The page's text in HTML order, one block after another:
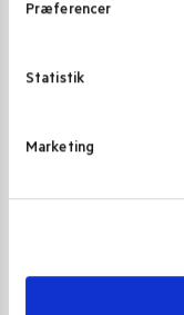
Præferencer
Statistik
Marketing